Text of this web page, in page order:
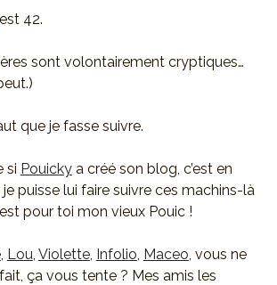
42.
sont volontairement cryptiques…
que je fasse suivre.
si Pouickya créé son blog, c’est en
puisse lui faire suivre ces machins-là
pour toi mon vieux Pouic !
, Lou, Violette, Infolio, Maceo, vous ne
ça vous tente ? Mes amis les